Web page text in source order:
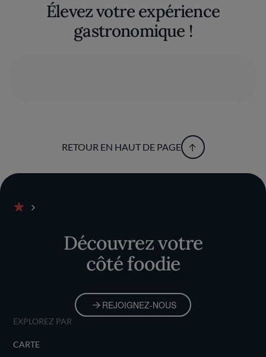
Élevez votre expérience
gastronomique !
RETOUR EN HAUT DE PAGE
Découvrez votre
côté foodie
REJOIGNEZ-NOUS
EXPLOREZ PAR
CARTE